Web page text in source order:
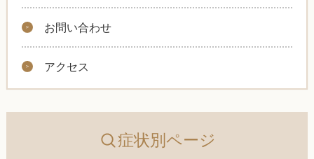
お問い合わせ
アクセス
症状別ページ